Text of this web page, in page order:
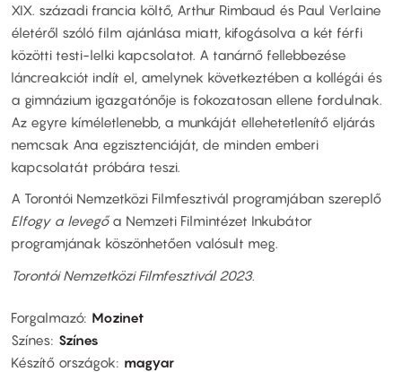
XIX. századi francia költő, Arthur Rimbaud és Paul Verlaine
életéről szóló film ajánlása miatt, kifogásolva a két férfi
közötti testi-lelki kapcsolatot. A tanárnő fellebbezése
láncreakciót indít el, amelynek következtében a kollégái és
a gimnázium igazgatónője is fokozatosan ellene fordulnak.
Az egyre kíméletlenebb, a munkáját ellehetetlenítő eljárás
nemcsak Ana egzisztenciáját, de minden emberi
kapcsolatát próbára teszi.
A Torontói Nemzetközi Filmfesztivál programjában szereplő
Elfogy a levegőa Nemzeti Filmintézet Inkubátor
programjának köszönhetően valósult meg.
Torontói Nemzetközi Filmfesztivál 2023.
Forgalmazó Mozinet
Színes Színes
Készítő országok
magyar